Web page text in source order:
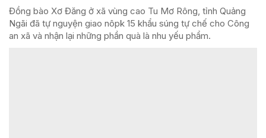
Đồng bào Xơ Đăng ở xã vùng cao Tu Mơ Rông, tỉnh Quảng
Ngãi đã tự nguyện giao nôpk 15 khẩu súng tự chế cho Công
an xã và nhận lại những phần quà là nhu yếu phẩm.